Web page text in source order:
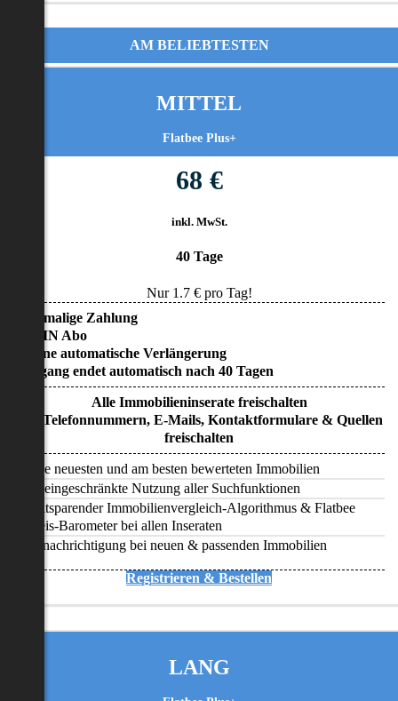
AM BELIEBTESTEN
MITTEL
Flatbee Plus+
68 €
inkl. MwSt.
40 Tage
Nur 1.7€ pro Tag!
• Einmalige Zahlung
• KEIN Abo
• Keine automatische Verlängerung
• Zugang endet automatisch nach 40 Tagen
Alle Immobilieninserate freischalten
Alle Telefonnummern, E-Mails, Kontaktformulare & Quellen
freischalten
Alle neuesten und am besten bewerteten Immobilien
Uneingeschränkte Nutzung aller Suchfunktionen
Zeitsparender Immobilienvergleich-Algorithmus & Flatbee
Preis-Barometer bei allen Inseraten
Benachrichtigung bei neuen & passenden Immobilien
Registrieren & Bestellen
LANG